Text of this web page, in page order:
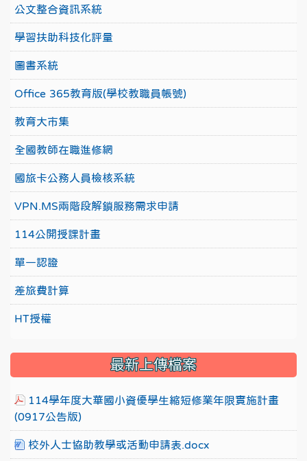
公文整合資訊系統
學習扶助科技化評量
圖書系統
Office 365教育版(學校教職員帳號)
教育大市集
全國教師在職進修網
國旅卡公務人員檢核系統
VPN.MS兩階段解鎖服務需求申請
114公開授課計畫
單一認證
差旅費計算
HT授權
最新上傳檔案
114學年度大華國小資優學生縮短修業年限實施計畫
(0917公告版)
校外人士協助教學或活動申請表.docx